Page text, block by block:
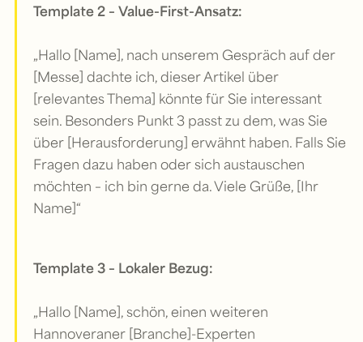
Template 2 – Value-First-Ansatz:
„Hallo [Name], nach unserem Gespräch auf der
[Messe] dachte ich, dieser Artikel über
[relevantes Thema] könnte für Sie interessant
sein. Besonders Punkt 3 passt zu dem, was Sie
über [Herausforderung] erwähnt haben. Falls Sie
Fragen dazu haben oder sich austauschen
möchten – ich bin gerne da. Viele Grüße, [Ihr
Name]“
Template 3 – Lokaler Bezug:
„Hallo [Name], schön, einen weiteren
Hannoveraner [Branche]-Experten